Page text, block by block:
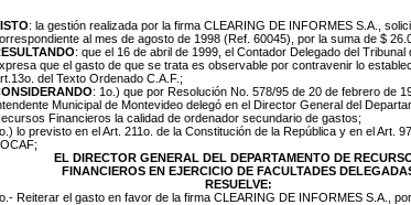
: la gestión realizada por la firma CLEARING DE INFORMES S.A.,
al mes de agosto de 1998 (Ref. 60045), por la suma de $
: que el 16 de abril de 1999, el Contador Delegado del Tribunal
que el gasto de que se trata es observable por contravenir lo
del Texto Ordenado C.A.F.;
: 1o.) que por Resolución No. 578/95 de 20 de febrero de
Municipal de Montevideo delegó en el Director General del
Financieros la calidad de ordenador secundario de gastos;
lo previsto en el Art. 211o. de la Constitución de la República y en el Art.
EL DIRECTOR GENERAL DEL DEPARTAMENTO DE
FINANCIEROS EN EJERCICIO DE FACULTADES
RESUELVE:
Reiterar el gasto en favor de la firma CLEARING DE INFORMES S.A.,